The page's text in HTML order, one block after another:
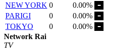
NEW YORK 0
0.00%
PARIGI
0
0.00%
TOKYO
0
0.00%
Network Rai
TV